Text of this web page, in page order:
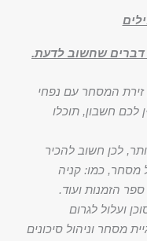
דברים שחשוב לדעת.
זירת המסחר עם נפחי
לכם חשבון, תוכלו
לכן חשוב להכיר
מסחר, כמו: קניה
הזמנות ועוד.
ועלול לגרום
מסחר וניהול סיכונים